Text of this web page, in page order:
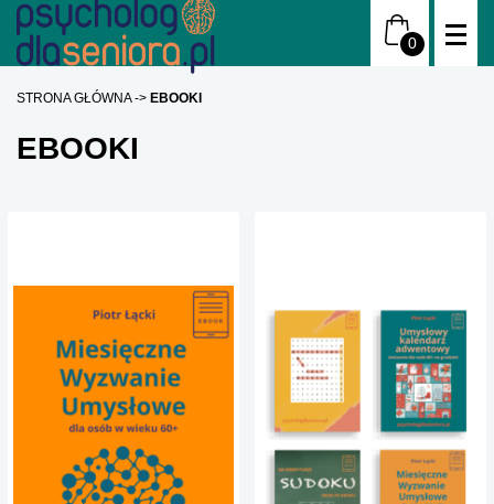
STRONA GŁÓWNA EBOOKI
EBOOKI